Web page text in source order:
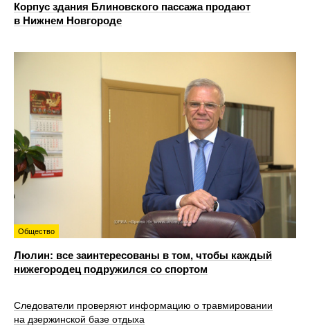
Корпус здания Блиновского пассажа продают
в Нижнем Новгороде
Общество
Люлин: все заинтересованы в том, чтобы каждый
нижегородец подружился со спортом
Следователи проверяют информацию о травмировании
на дзержинской базе отдыха